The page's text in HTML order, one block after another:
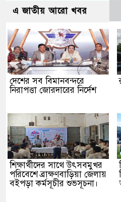
এ জাতীয় আরো খবর
দেশের সব বিমানবন্দরে
নিরাপত্তা জোরদারের নির্দেশ
শিক্ষার্থীদের সাথে উৎসবমুখর
পরিবেশে ব্রাক্ষণবাড়িয়া জেলায়
বইপড়া কর্মসূচীর শুভসূচনা।